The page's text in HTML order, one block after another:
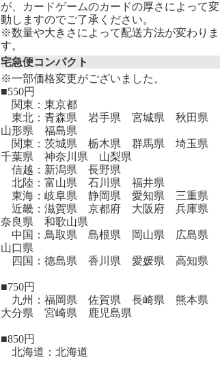
が、カードゲームのカードの厚さによって変
動しますのでご了承ください。
※数量や大きさによって配送方法が変わりま
す。
宅急便コンパクト
※一部価格変更がございました。
■550円
関東：東京都
東北：青森県 岩手県 宮城県 秋田県
山形県 福島県
関東：茨城県 栃木県 群馬県 埼玉県
千葉県 神奈川県 山梨県
信越：新潟県 長野県
北陸：富山県 石川県 福井県
東海：岐阜県 静岡県 愛知県 三重県
近畿：滋賀県 京都府 大阪府 兵庫県
奈良県 和歌山県
中国：鳥取県 島根県 岡山県 広島県
山口県
四国：徳島県 香川県 愛媛県 高知県
■750円
九州：福岡県 佐賀県 長崎県 熊本県
大分県 宮崎県 鹿児島県
■850円
北海道：北海道